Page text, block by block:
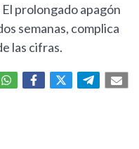
prolongado apagón
semanas, complica
las cifras.